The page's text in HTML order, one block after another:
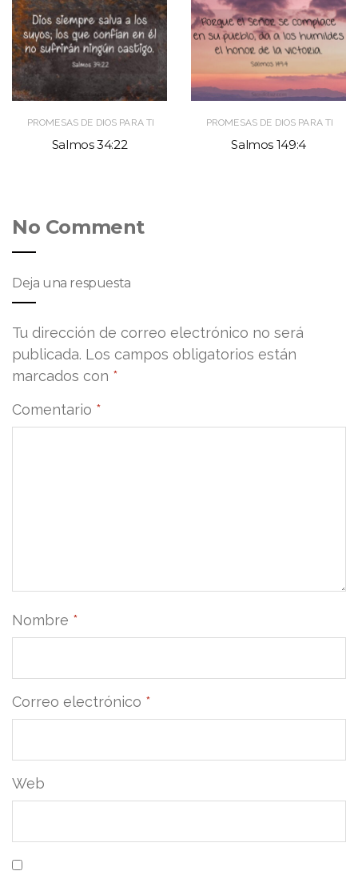
PROMESAS DE DIOS PARA TI
Salmos 34:22
PROMESAS DE DIOS PARA TI
Salmos 149:4
No Comment
Deja una respuesta
Tu dirección de correo electrónico no será
publicada. Los campos obligatorios están
marcados con *
Comentario *
Nombre *
Correo electrónico *
Web